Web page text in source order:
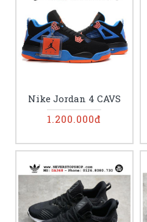
Nike Jordan 4 CAVS
1.200.000đ